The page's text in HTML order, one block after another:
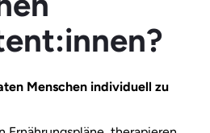
Abitur.
Menschen individuell zu